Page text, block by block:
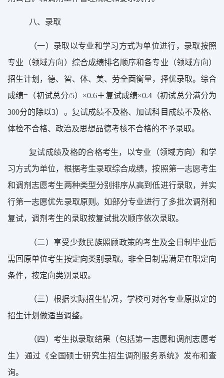
八、录取
（一） 录取以专业和学习方式为单位进行，录取按照
专业（领域方向）综合成绩排名顺序和各专业 （领域方向）
招生计划，德、智、体、美、劳全面衡量，择优录取。综合
成绩= （初试总分/5）×0.6＋复试成绩×0.4 （初试总分满分为
300分的除以3）。复试成绩不及格、加试科目成绩不及格、
体检不合格、政治及思想品德考核不合格的不予录取。
复试成绩及格的合格考生，以专业（领域方向）和学
习方式为单位，根据考生录取综合成绩，按照第一志愿考生
和调剂志愿考生两种类型分别排序从高到低进行录取，并实
行第一志愿优先录取原则。如部分专业进行了多批次调剂和
复试，调剂考生的录取按复试批次顺序依次录取。
（二） 享受少数民族照顾政策的考生及全日制毕业后
需回原单位考生按定向类别 录取。 非全日制 需满足在职定向
条件，按定向类别录取。
（三） 根据实际招生情况， 学校可对各专业原拟定的
招生计划 做适当调整。
（四 ） 考生拟录取结果（包括第一志愿和调剂志愿考
生）通过《全国硕士研究生招生调剂服务系统》发布和查
询。